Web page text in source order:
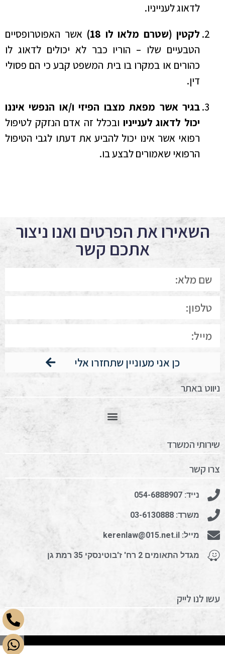
לדאוג לענייניו.
לקטין (שטרם מלאו לו 18)
אשר האפוטרופסיים
הטבעיים שלו – הוריו כבר לא יכולים לדאוג לו
כהורים או במקרו בו בית המשפט קבע כי הם פסולי
דין.
בגיר אשר מפאת מצבו הפיזי ו/או הנפשי איננו
יכול לדאוג לענייניו ובכלל זה אדם הנזקק לטיפול
רפואי אשר אינו יכול להביע את דעתו לגבי הטיפול
הרפואי שאמורים לבצע בו.
השאירו את הפרטים ואנו ניצור
אתכם קשר
כן אני מעוניין שתחזרו אלי
ניווט באתר
שירותי המשרד
צרו קשר
נייד: 054-6888907
משרד: 03-6130888
מייל: kerenlaw@015.net.il
מגדל התאומים 2 רח' ז'בוטינסקי 35 רמת גן
עשו לנו לייק